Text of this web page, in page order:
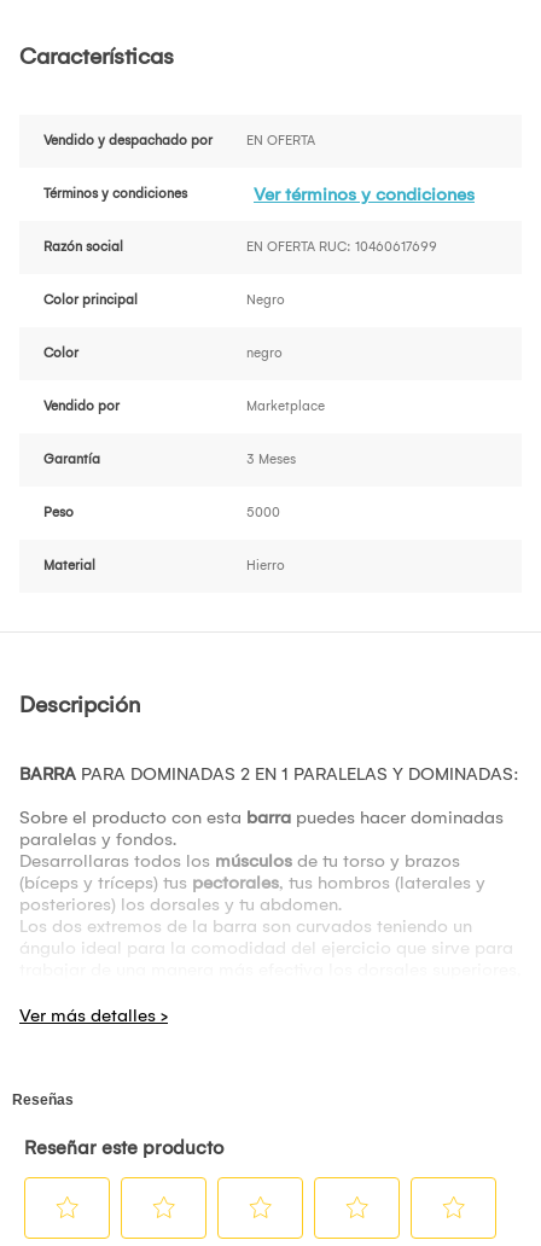
Características
Vendido y despachado por EN OFERTA
Términos y condiciones Ver términos y condiciones
Razón social EN OFERTA RUC: 10460617699
Color principal Negro
Color negro
Vendido por Marketplace
Garantía 3 Meses
Peso 5000
Material Hierro
Descripción
BARRA PARA DOMINADAS 2 EN 1 PARALELAS Y DOMINADAS:
Sobre el producto con esta barra puedes hacer dominadas
paralelas y fondos.
Desarrollaras todos los músculos de tu torso y brazos
(bíceps y tríceps) tus pectorales, tus hombros (laterales y
posteriores) los dorsales y tu abdomen.
Los dos extremos de la barra son curvados teniendo un
ángulo ideal para la comodidad del ejercicio que sirve para
de la comodidad.
• Fierro 2mm
• Esponjas de neopreno para mejor agarre
• Barra utilizada para hacer dominadas y paralelas
+Guantes